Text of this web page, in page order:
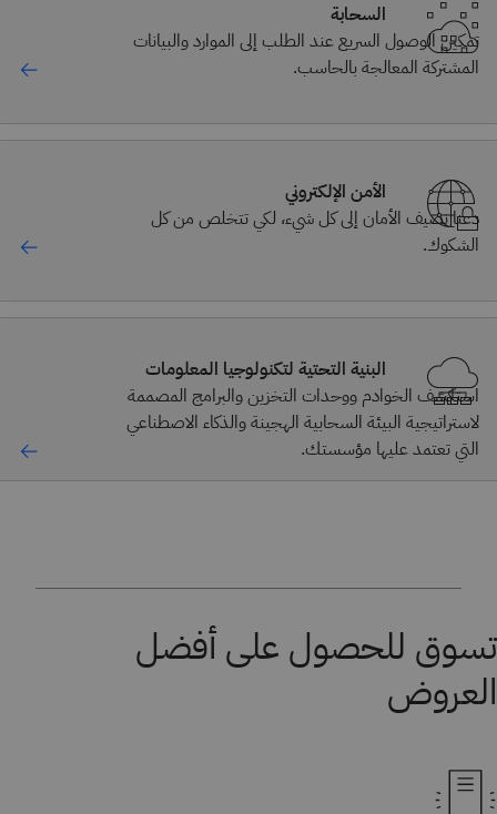
السحابة
تمكين الوصول السريع عند الطلب إلى الموارد والبيانات
المشتركة المعالجة بالحاسب.
الأمن الإلكتروني
دعنا نضيف الأمان إلى كل شيء، لكي تتخلص من كل
الشكوك.
البنية التحتية لتكنولوجيا المعلومات
استكشف الخوادم ووحدات التخزين والبرامج المصممة
لاستراتيجية البيئة السحابية الهجينة والذكاء الاصطناعي
التي تعتمد عليها مؤسستك.
تسوق للحصول على أفضل
العروض